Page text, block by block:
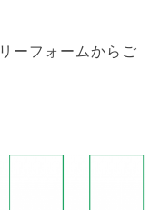
ーフォームからご